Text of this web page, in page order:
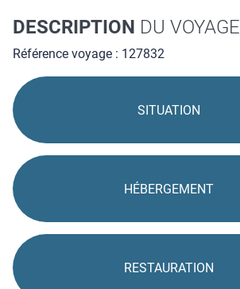
DESCRIPTION DU VOYAGE
Référence voyage : 127832
SITUATION
HÉBERGEMENT
RESTAURATION